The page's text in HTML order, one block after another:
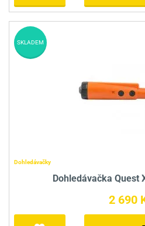
Dohledávačky
Dohledávačka Quest
2 690
SKLADEM